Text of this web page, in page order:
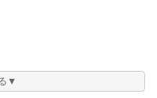
▼